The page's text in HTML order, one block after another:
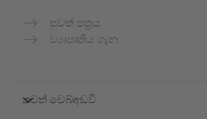
පුවත් පත්‍රය
ව්‍යාපෘතිය ගැන
තවත් වෙබ්අඩවි